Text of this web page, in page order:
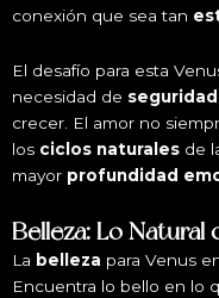
conexión que sea tan
El desafío para esta
necesidad de seguridad
crecer. El amor no
los ciclos naturales de
mayor profundidad
Belleza: Lo Natural
La belleza para Venus
Encuentra lo bello en lo